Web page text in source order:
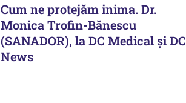
Cum ne protejăm inima. Dr.
Monica Trofin-Bănescu
(SANADOR), la DC Medical și DC
News